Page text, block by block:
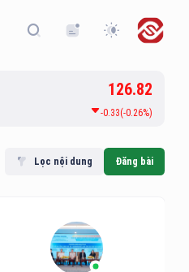
126.82
-0.33(-0.26%)
Lọc nội dung Đăng bài